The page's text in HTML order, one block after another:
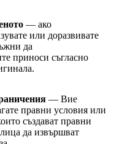
— ако
или доразвивате
да
приноси съгласно
— Вие
правни условия или
създават правни
да извършват